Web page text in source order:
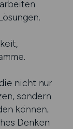
nicht nur
sondern
können.
Denken